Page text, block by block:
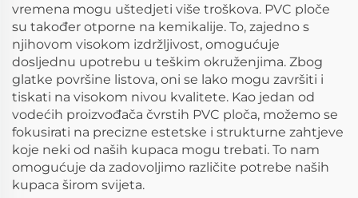
vremena mogu uštedjeti više troškova. PVC ploče
su također otporne na kemikalije. To, zajedno s
njihovom visokom izdržljivost, omogućuje
dosljednu upotrebu u teškim okruženjima. Zbog
glatke površine listova, oni se lako mogu završiti i
tiskati na visokom nivou kvalitete. Kao jedan od
vodećih proizvođača čvrstih PVC ploča, možemo se
fokusirati na precizne estetske i strukturne zahtjeve
koje neki od naših kupaca mogu trebati. To nam
omogućuje da zadovoljimo različite potrebe naših
kupaca širom svijeta.